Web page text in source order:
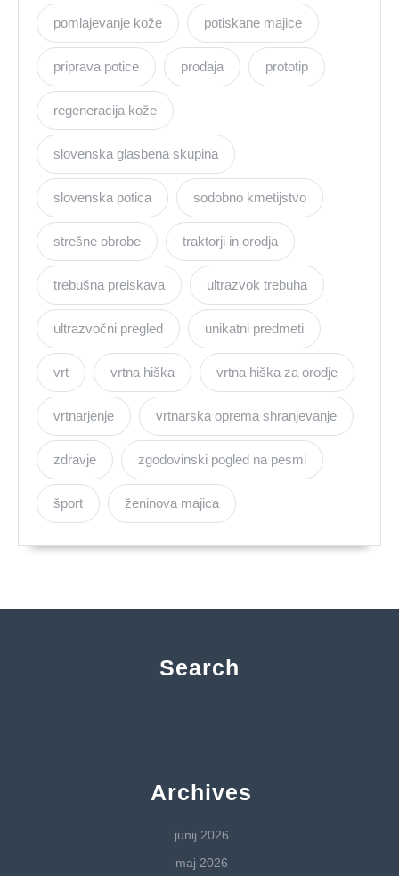
pomlajevanje kože potiskane majice
priprava potice prodaja prototip
regeneracija kože
slovenska glasbena skupina
slovenska potica sodobno kmetijstvo
strešne obrobe traktorji in orodja
trebušna preiskava ultrazvok trebuha
ultrazvočni pregled unikatni predmeti
vrt vrtna hiška vrtna hiška za orodje
vrtnarjenje vrtnarska oprema shranjevanje
zdravje zgodovinski pogled na pesmi
šport ženinova majica
Search
Archives
junij 2026
maj 2026